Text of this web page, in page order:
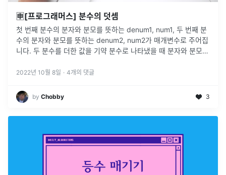
🈸[프로그래머스] 분수의 덧셈
첫 번째 분수의 분자와 분모를 뜻하는 denum1, num1, 두 번째 분
수의 분자와 분모를 뜻하는 denum2, num2가 매개변수로 주어집
니다. 두 분수를 더한 값을 기약 분수로 나타냈을 때 분자와 분모를
2022년 10월 8일 · 4개의 댓글
by Chobby 3